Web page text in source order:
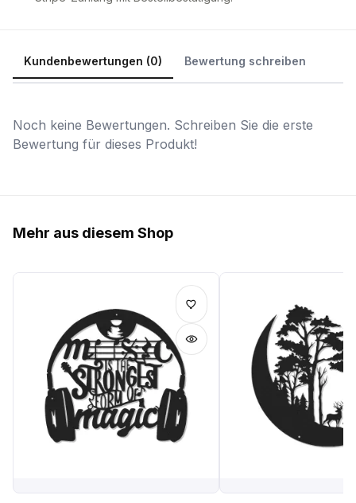
Kundenbewertungen (0) Bewertung schreiben
Noch keine Bewertungen. Schreiben Sie die erste
Bewertung für dieses Produkt!
Mehr aus diesem Shop